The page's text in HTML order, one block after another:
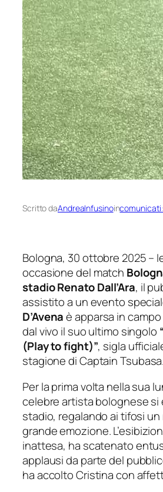
Scritto daAndreaInfusinoincomunicati
Bologna, 30 ottobre 2025 –
occasione del match
stadio Renato Dall’Ara, il
assistito a un evento
D’Avenaè apparsa in
dal vivo il suo ultimo singolo
(Play to fight)”, sigla
stagione diCaptain Tsubasa.
Per la prima volta nella sua
celebre artista bolognese si
stadio, regalando ai tifosi
grande emozione.
inattesa, ha scatenato
applausi da parte del
ha accolto Cristina con